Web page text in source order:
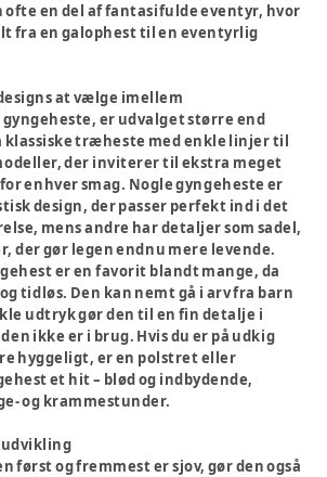
ofte en del af fantasifulde eventyr, hvor
fra en galophest til en eventyrlig
at vælge imellem
er udvalget større end
klassiske træheste med enkle linjer til
der inviterer til ekstra meget
enhver smag. Nogle gyngeheste er
design, der passer perfekt ind i det
mens andre har detaljer som sadel,
der gør legen endnu mere levende.
er en favorit blandt mange, da
tidløs. Den kan nemt gå i arv fra barn
udtryk gør den til en fin detalje i
ikke er i brug. Hvis du er på udkig
hyggeligt, er en polstret eller
et hit – blød og indbydende,
og krammestunder.
udvikling
først og fremmest er sjov, gør den også